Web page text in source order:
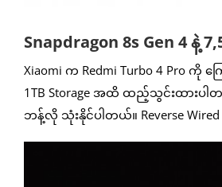
Snapdragon 8s Gen 4 နဲ့
Xiaomi က Redmi Turbo 4 Pro ကို က
1TB Storage အထိ ထည့်သွင်းထားပါတယ်
ဘန့်လို သုံးနိုင်ပါတယ်။ Reverse Wired